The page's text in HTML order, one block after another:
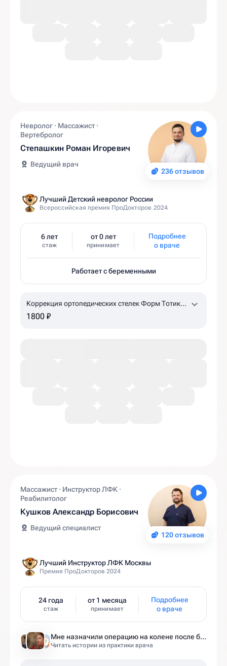
236 отзывов
Невролог · Массажист ·
Вертебролог
Степашкин Роман Игоревич
Ведущий врач
Лучший Детский невролог России
Всероссийская премия ПроДокторов 2024
6 лет
стаж
от 0 лет
принимает
Подробнее
о враче
Работает с беременными
Коррекция ортопедических стелек Форм Тотикс
(детям, до 30 размера)
1800 ₽
120 отзывов
Массажист · Инструктор ЛФК ·
Реабилитолог
Кушков Александр Борисович
Ведущий специалист
Лучший Инструктор ЛФК Москвы
Премия ПроДокторов 2024
24 года
стаж
от 1 месяца
принимает
Подробнее
о враче
Мне назначили операцию на колене после беременности. Оказалось — это было ошибкой
Читать истории из практики врача